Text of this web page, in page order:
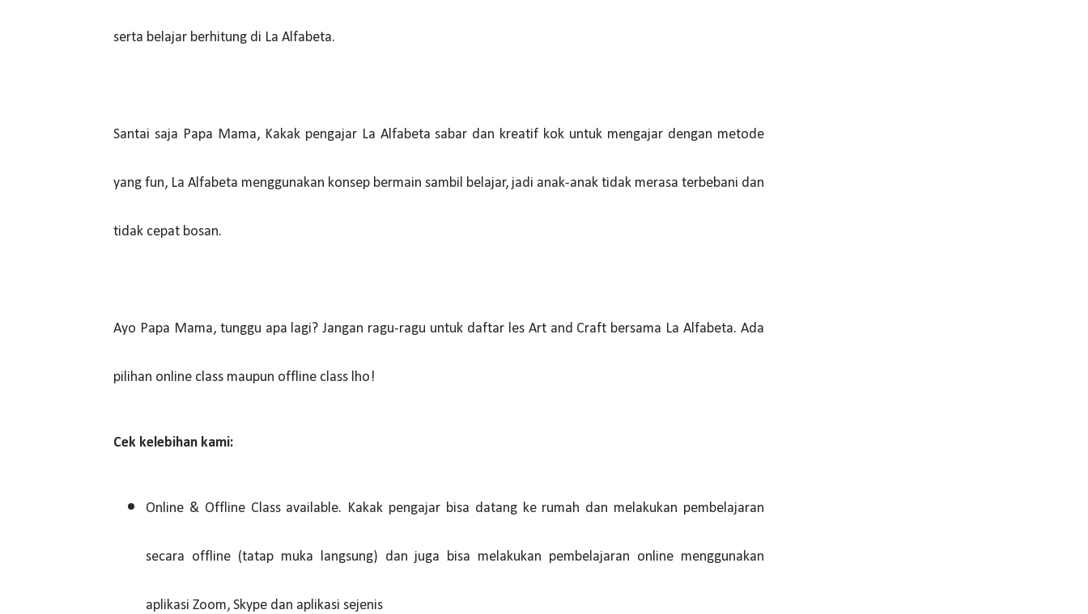
serta belajar berhitung di La Alfabeta.
Santai saja Papa Mama, Kakak pengajar La Alfabeta sabar dan kreatif kok untuk mengajar dengan metode
yang fun, La Alfabeta menggunakan konsep bermain sambil belajar, jadi anak-anak tidak merasa terbebani dan
tidak cepat bosan.
Ayo Papa Mama, tunggu apa lagi? Jangan ragu-ragu untuk daftar les Art and Craft bersama La Alfabeta. ⁣⁣⁣⁣Ada
pilihan online class maupun offline class lho!
Cek kelebihan kami:
Online & Offline Class available. Kakak pengajar bisa datang ke rumah dan melakukan pembelajaran
secara offline (tatap muka langsung) dan juga bisa melakukan pembelajaran online menggunakan
aplikasi Zoom, Skype dan aplikasi sejenis